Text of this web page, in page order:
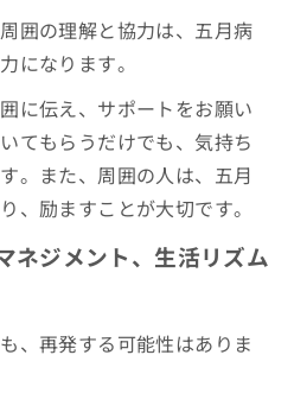
囲の理解と協力は、五月病
になります。
に伝え、サポートをお願い
てもらうだけでも、気持ち
。また、周囲の人は、五月
、励ますことが大切です。
ネジメント、生活リズム
、再発する可能性はありま